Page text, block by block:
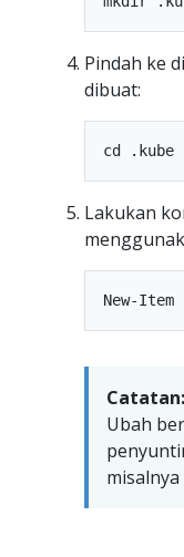
Pindah ke
dibuat:
Lakukan
Catatan:
Ubah